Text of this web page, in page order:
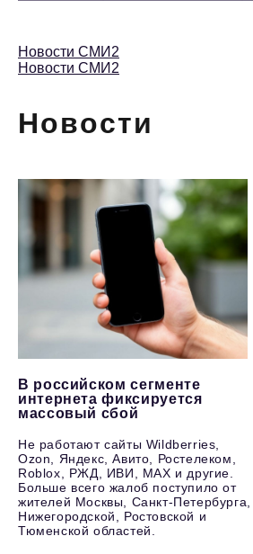
Новости СМИ2
Новости СМИ2
Новости
В российском сегменте
интернета фиксируется
массовый сбой
Не работают сайты Wildberries,
Ozon, Яндекс, Авито, Ростелеком,
Roblox, РЖД, ИВИ, MAX и другие.
Больше всего жалоб поступило от
жителей Москвы, Санкт-Петербурга,
Нижегородской, Ростовской и
Тюменской областей.